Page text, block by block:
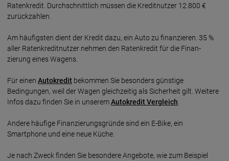
Ratenkredit. Durchschnittlich müssen die Kreditnutzer 12.800 €
zurückzahlen.
Am häufigsten dient der Kredit dazu, ein Auto zu finan­zieren. 35 %
aller Raten­kredit­nutzer nehmen den Raten­kredit für die Finan­
zierung eines Wagens.
Für einen Autokredit bekommen Sie besonders günstige
Bedingungen, weil der Wagen gleichzeitig als Sicherheit gilt. Weitere
Infos dazu finden Sie in unseremAutokredit Vergleich
Andere häufige Finanzierungsgründe sind ein E-Bike, ein
Smartphone und eine neue Küche.
Je nach Zweck finden Sie besondere Angebote, wie zum Beispiel